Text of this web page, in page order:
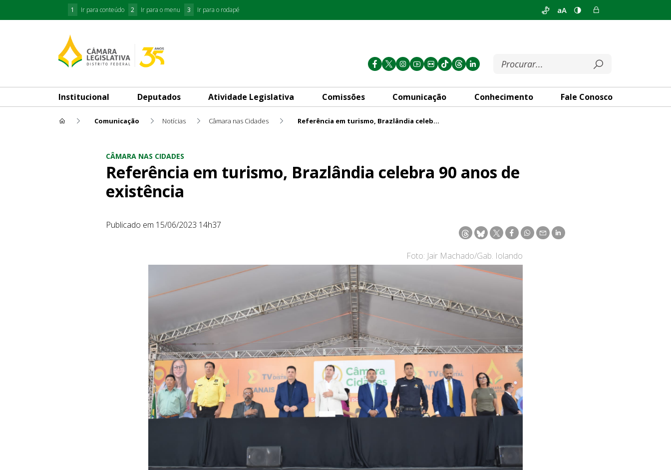
1 Ir para conteúdo 2 Ir para o menu 3 Ir para o rodapé aA
Institucional Deputados Atividade Legislativa Comissões Comunicação Conhecimento Fale Conosco
Comunicação Notícias Câmara nas Cidades Referência em turismo, Brazlândia celebra 90 anos de existência
CÂMARA NAS CIDADES
Referência em turismo, Brazlândia celebra 90 anos de
existência
Publicado em 15/06/2023 14h37
Foto: Jair Machado/Gab. Iolando